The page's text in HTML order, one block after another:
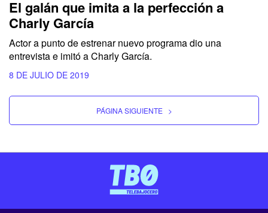
El galán que imita a la perfección a
Charly García
Actor a punto de estrenar nuevo programa dio una
entrevista e imitó a Charly García.
8 DE JULIO DE 2019
PÁGINA SIGUIENTE >